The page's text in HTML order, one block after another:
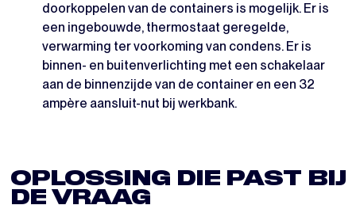
doorkoppelen van de containers is mogelijk. Er is
een ingebouwde, thermostaat geregelde,
verwarming ter voorkoming van condens. Er is
binnen- en buitenverlichting met een schakelaar
aan de binnenzijde van de container en een 32
ampère aansluit-nut bij werkbank.
OPLOSSING DIE PAST BIJ
DE VRAAG